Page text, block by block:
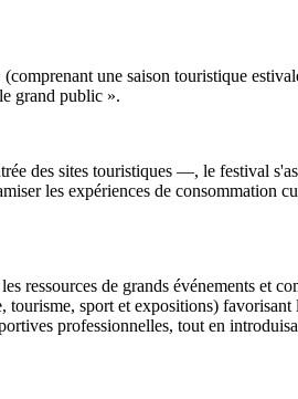
une saison touristique
grand public ».
des sites touristiques —, le festival
les expériences de consommation
ressources de grands événements et
sport et expositions) favorisant
professionnelles, tout en